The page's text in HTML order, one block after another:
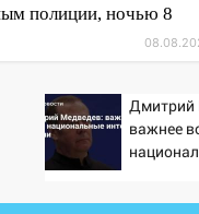
дерево
сорвало
полиции, ночью 8
Дмитрий
важнее